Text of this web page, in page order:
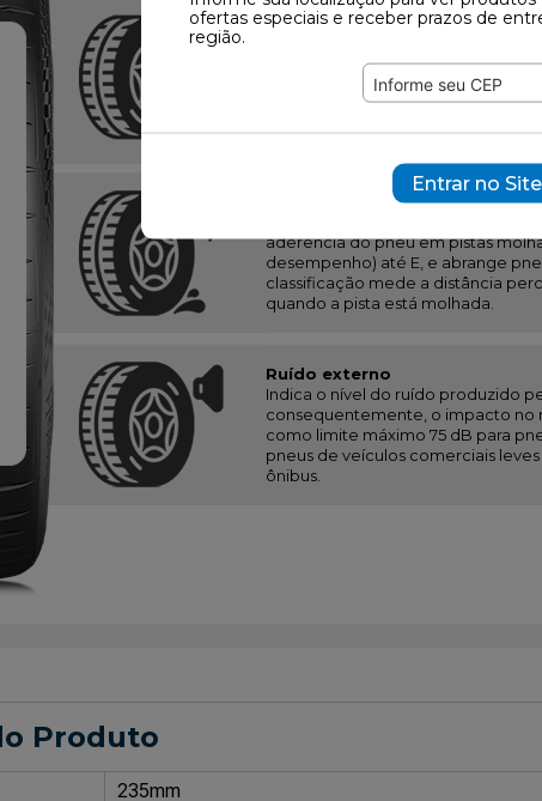
ofertas especiais e receber prazos de
região.
Entrar no Site
Resistência ao rolamento
Está diretamente relacionada à
energia absorvida quando o pneu
resistência ao rodar, menor será o
consequentemente, menor será
2 ). Na etiqueta, os pneus serão
eficiente e até F.
Aderência em pista molhada
aderência do pneu em pistas
desempenho) até E, e abrange
classificação mede a distância
quando a pista está molhada.
Ruído externo
Indica o nível do ruído produzido
consequentemente, o impacto no
como limite máximo 75 dB para
pneus de veículos comerciais
ônibus.
Produto
235mm